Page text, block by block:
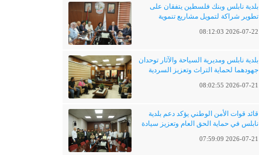
بلدية نابلس وبنك فلسطين يتفقان على
تطوير شراكة لتمويل مشاريع تنموية
2026-07-22 08:12:03
بلدية نابلس ومديرية السياحة والآثار توحدان
جهودهما لحماية التراث وتعزيز السردية
2026-07-21 08:02:55
قائد قوات الأمن الوطني يؤكد دعم بلدية
نابلس في حماية الحق العام وتعزيز سيادة
2026-07-21 07:59:09